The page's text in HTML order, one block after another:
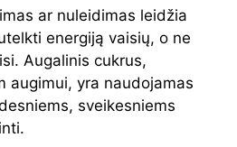
ar nuleidimas leidžia
energiją vaisių, o ne
Augalinis cukrus,
augimui, yra naudojamas
sveikesniems